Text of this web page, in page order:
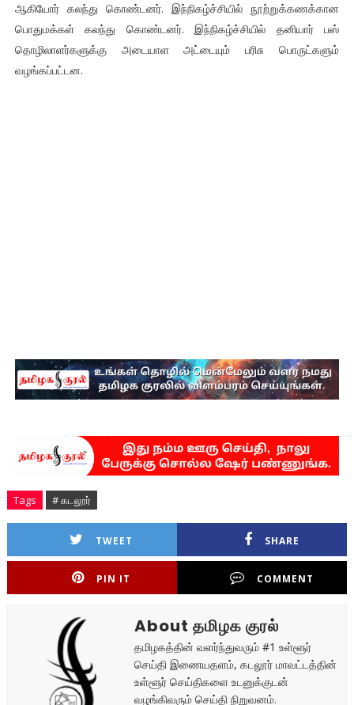
ஆகியோர் கலந்து கொண்டனர். இந்நிகழ்ச்சியில் நூற்றுக்கணக்கான
பொதுமக்கள் கலந்து கொண்டனர். இந்நிகழ்ச்சியில் தனியார் பஸ்
தொழிலாளர்களுக்கு அடையாள அட்டையும் பரிசு பொருட்களும்
வழங்கப்பட்டன.
Tags # கடலூர்
TWEET SHARE
PIN IT COMMENT
About தமிழக குரல்
தமிழகத்தின் வளர்ந்துவரும் #1 உள்ளூர்
செய்தி இணையதளம், கடலூர் மாவட்டத்தின்
உள்ளூர் செய்திகளை உடனுக்குடன்
வழங்கிவரும் செய்தி நிறுவனம்.